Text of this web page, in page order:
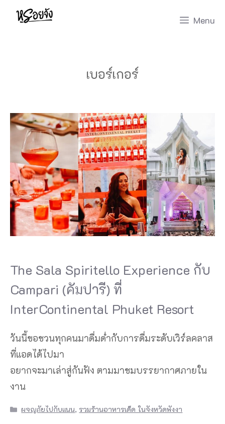
Skip
Menu
เบอร์เกอร์
The Sala Spiritello Experience กับ
Campari (คัมปารี) ที่
InterContinental Phuket Resort
วันนี้ขอชวนทุกคนมาดื่มด่ำกับการดื่มระดับเวิร์ลคลาส
ที่แอดได้ไปมา
อยากจะมาเล่าสู่กันฟัง ตามมาชมบรรยากาศภายใน
งาน
Categories
ผจญภัยไปกับแนน, รวมร้านอาหารเด็ด ในจังหวัดพังงา